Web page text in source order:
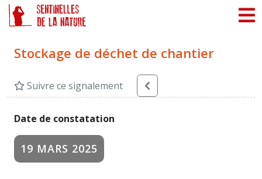
Stockage de déchet de chantier
Suivre ce signalement
Date de constatation
19 MARS 2025
Panneau de gestion des cookies